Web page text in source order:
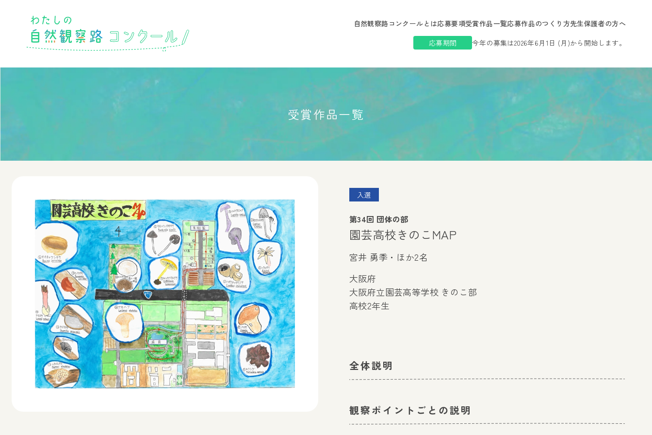
自然観察路コンクールとは応募要項受賞作品一覧応募作品のつくり方先生保護者の方へ
応募期間
今年の募集は2026年6月1日 (月)から開始します。
受賞作品一覧
入選
第34回 団体の部
園芸高校きのこMAP
宮井 勇季・ほか2名
大阪府
大阪府立園芸高等学校 きのこ部
高校2年生
全体説明
観察ポイントごとの説明